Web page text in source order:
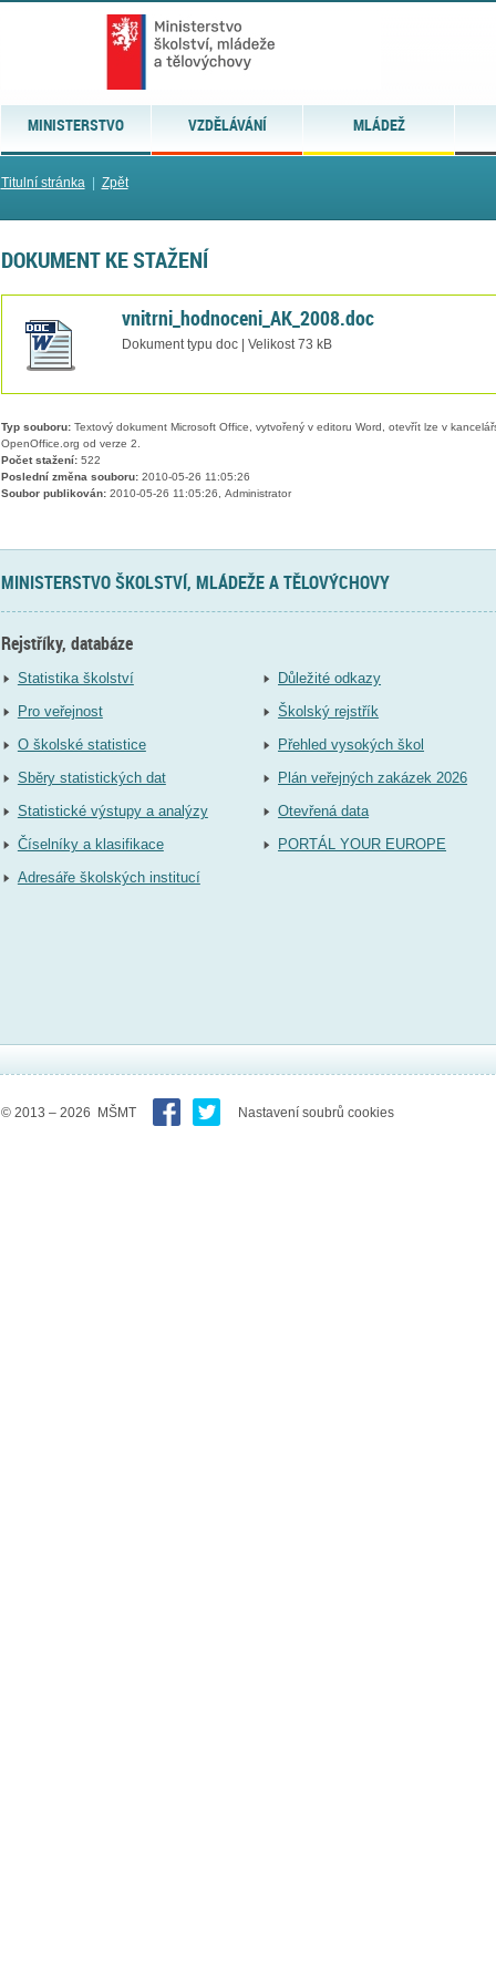
MINISTERSTVO VZDĚLÁVÁNÍ MLÁDEŽ
Titulní stránka| Zpět
DOKUMENT KE STAŽENÍ
vnitrni_hodnoceni_AK_2008.doc
Dokument typu doc | Velikost 73 kB
Typ souboru:Textový dokument Microsoft Office, vytvořený v editoru Word, otevřít lze v
OpenOffice.org od verze 2.
Počet stažení:522
Poslední změna souboru:2010-05-26 11:05:26
Soubor publikován:2010-05-26 11:05:26, Administrator
MINISTERSTVO ŠKOLSTVÍ, MLÁDEŽE A TĚLOVÝCHOVY
Rejstříky, databáze
Statistika školství
Pro veřejnost
O školské statistice
Sběry statistických dat
Statistické výstupy a analýzy
Číselníky a klasifikace
Adresáře školských institucí
Důležité odkazy
Školský rejstřík
Přehled vysokých škol
Plán veřejných zakázek 2026
Otevřená data
PORTÁL YOUR EUROPE
© 2013 – 2026 MŠMT Nastavení soubrů cookies